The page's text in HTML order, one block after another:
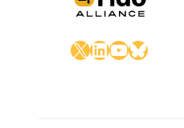
X LinkedIn
YouTube
Bluesky